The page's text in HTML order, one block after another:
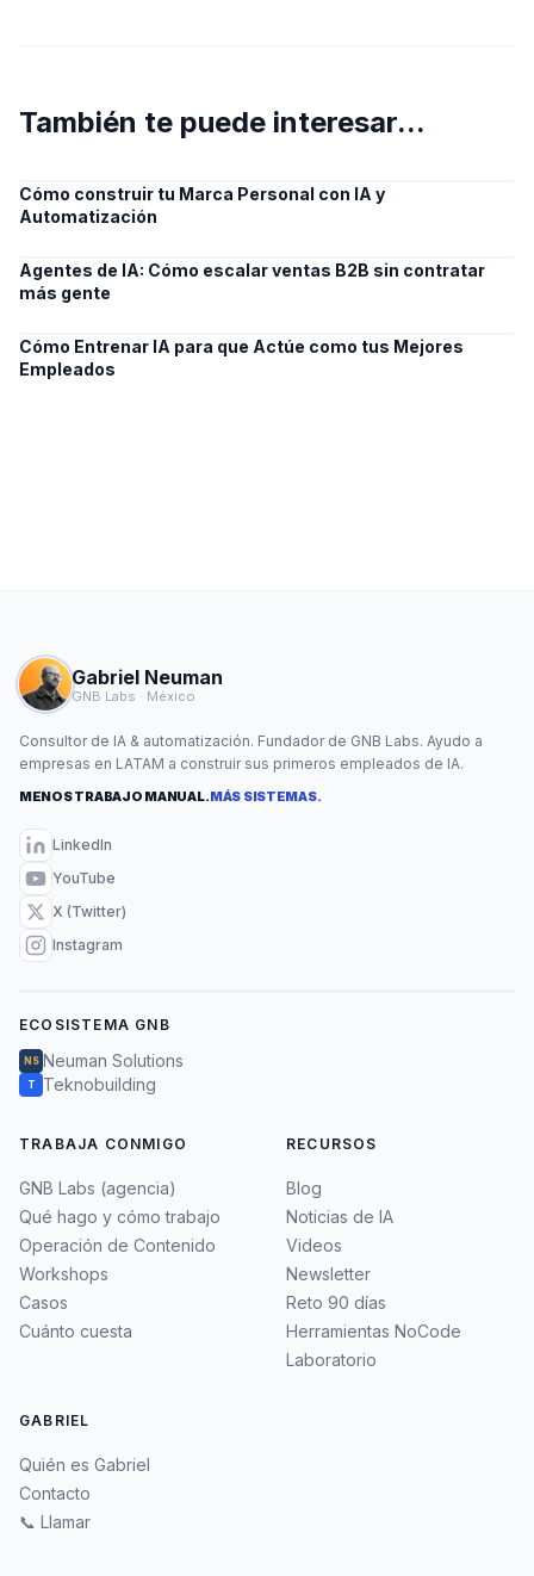
También te puede interesar...
Cómo construir tu Marca Personal con IA y
Automatización
Agentes de IA: Cómo escalar ventas B2B sin contratar
más gente
Cómo Entrenar IA para que Actúe como tus Mejores
Empleados
Gabriel Neuman
GNB Labs · México
Consultor de IA & automatización. Fundador de GNB Labs. Ayudo a
empresas en LATAM a construir sus primeros empleados de IA.
MENOS TRABAJO MANUAL.MÁS SISTEMAS.
LinkedIn
YouTube
X (Twitter)
Instagram
ECOSISTEMA GNB
NS Neuman Solutions
T Teknobuilding
TRABAJA CONMIGO
GNB Labs (agencia)
Qué hago y cómo trabajo
Operación de Contenido
Workshops
Casos
Cuánto cuesta
RECURSOS
Blog
Noticias de IA
Videos
Newsletter
Reto 90 días
Herramientas NoCode
Laboratorio
GABRIEL
Quién es Gabriel
Contacto
📞 Llamar